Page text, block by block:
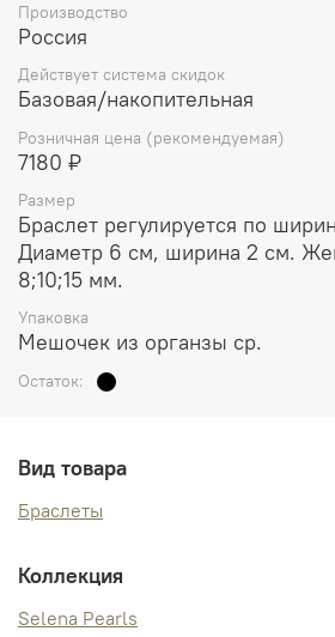
Производство
Россия
Действует система скидок
Базовая/накопительная
Розничная цена (рекомендуемая)
7180 ₽
Размер
Браслет регулируется по
Диаметр 6 см, ширина 2 см.
8;10;15 мм.
Упаковка
Мешочек из органзы ср.
Остаток:
Вид товара
Браслеты
Коллекция
Selena Pearls